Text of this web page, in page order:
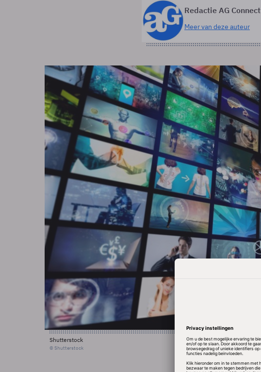
Redactie AG Connect
Meer van deze auteur
Shutterstock
© Shutterstock